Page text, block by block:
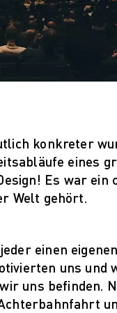
konkreter
eines
Es war ein
Welt gehört.
einen
uns
uns befinden.